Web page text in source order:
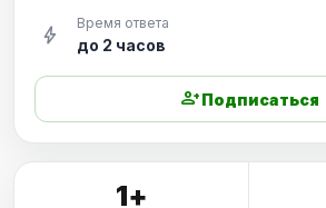
bolt Время ответа
до 2 часов
person_addПодписаться
1+